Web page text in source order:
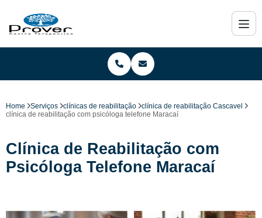
Home Serviços clínicas de reabilitação
clínica de reabilitação Cascavel
clínica de reabilitação com psicóloga telefone Maracaí
Clínica de Reabilitação com
Psicóloga Telefone Maracaí